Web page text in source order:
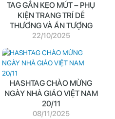
TAG GẮN KẸO MÚT – PHỤ
KIỆN TRANG TRÍ DỄ
THƯƠNG VÀ ẤN TƯỢNG
22/10/2025
HASHTAG CHÀO MỪNG
NGÀY NHÀ GIÁO VIỆT NAM
20/11
08/11/2025